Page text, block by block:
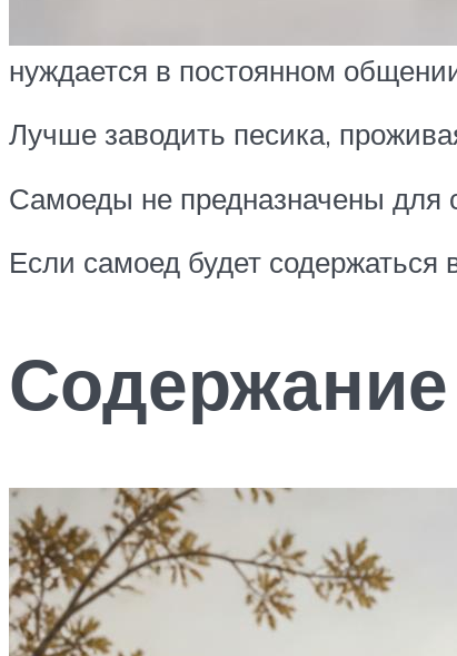
нуждается в постоянном
Лучше заводить песика,
Самоеды не предназначены для
Если самоед будет содержаться